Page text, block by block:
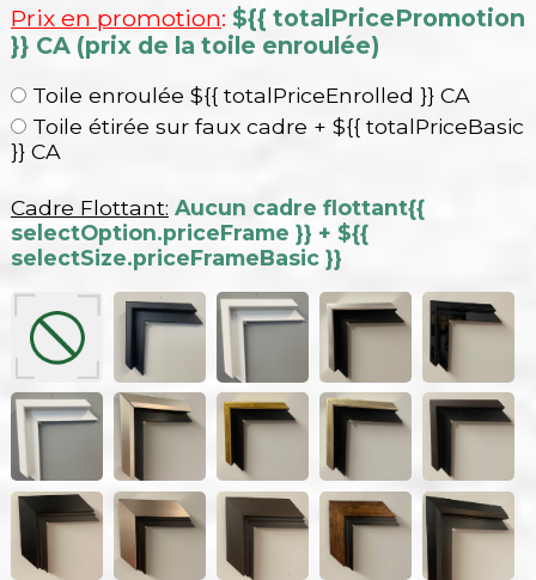
Prix en promotion: ${{ totalPricePromotion
}} CA (prix de la toile enroulée)
Toile enroulée ${{ totalPriceEnrolled }} CA
Toile étirée sur faux cadre + ${{ totalPriceBasic
}} CA
Cadre Flottant: Aucun cadre flottant{{
selectOption.priceFrame }} + ${{
selectSize.priceFrameBasic }}